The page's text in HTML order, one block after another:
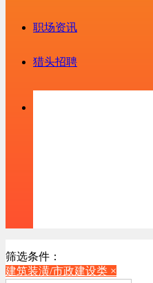
职场资讯
猎头招聘
筛选条件：
建筑装潢/市政建设类 ×